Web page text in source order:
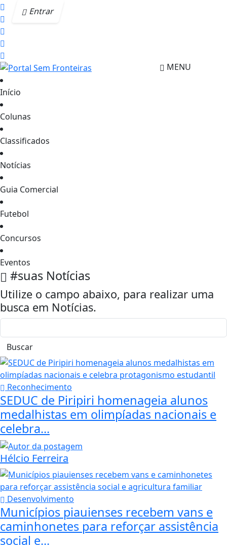
Entrar
MENU
Início
Colunas
Classificados
Notícias
Guia Comercial
Futebol
Concursos
Eventos
#suas Notícias
Utilize o campo abaixo, para realizar uma
busca em Notícias.
Buscar
Reconhecimento
SEDUC de Piripiri homenageia alunos
medalhistas em olimpíadas nacionais e
celebra...
Hélcio Ferreira
Desenvolvimento
Municípios piauienses recebem vans e
caminhonetes para reforçar assistência
social e...